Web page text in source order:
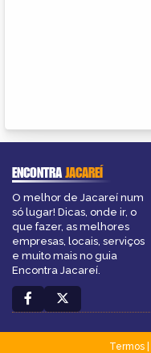
ENCONTRAJACAREÍ
O melhor de Jacareí num
só lugar! Dicas, onde ir, o
que fazer, as melhores
empresas, locais, serviços
e muito mais no guia
Encontra Jacareí.
Termos|